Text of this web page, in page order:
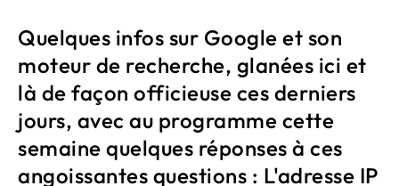
Quelques infos sur Google et son
moteur de recherche, glanées ici et
là de façon officieuse ces derniers
jours, avec au programme cette
semaine quelques réponses à ces
angoissantes questions : L'adresse IP